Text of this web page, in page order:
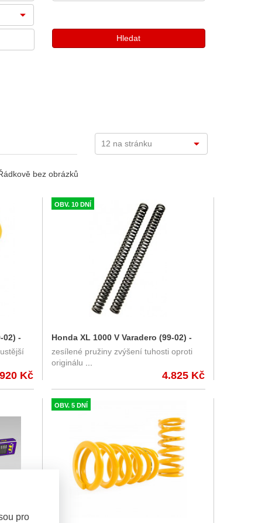
pro
bez obrázků
02) -
Kč
OBV. 10 DNÍ
Honda XL 1000 V Varadero (99-02) -
Öhlins zesílené pružiny předních
vidlic
zesílené pružiny zvýšení tuhosti oproti
originálu
4.825 Kč
OBV. 5 DNÍ